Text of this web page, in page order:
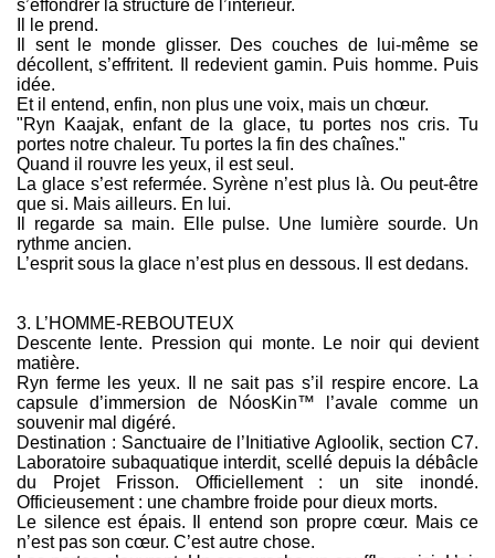
s’effondrer la structure de l’intérieur.
Il le prend.
Il sent le monde glisser. Des couches de lui-même se
décollent, s’effritent. Il redevient gamin. Puis homme. Puis
idée.
Et il entend, enfin, non plus une voix, mais un chœur.
"Ryn Kaajak, enfant de la glace, tu portes nos cris. Tu
portes notre chaleur. Tu portes la fin des chaînes."
Quand il rouvre les yeux, il est seul.
La glace s’est refermée. Syrène n’est plus là. Ou peut-être
que si. Mais ailleurs. En lui.
Il regarde sa main. Elle pulse. Une lumière sourde. Un
rythme ancien.
L’esprit sous la glace n’est plus en dessous. Il est dedans.
3. L’HOMME-REBOUTEUX
Descente lente. Pression qui monte. Le noir qui devient
matière.
Ryn ferme les yeux. Il ne sait pas s’il respire encore. La
capsule d’immersion de NóosKin™ l’avale comme un
souvenir mal digéré.
Destination : Sanctuaire de l’Initiative Agloolik, section C7.
Laboratoire subaquatique interdit, scellé depuis la débâcle
du Projet Frisson. Officiellement : un site inondé.
Officieusement : une chambre froide pour dieux morts.
Le silence est épais. Il entend son propre cœur. Mais ce
n’est pas son cœur. C’est autre chose.